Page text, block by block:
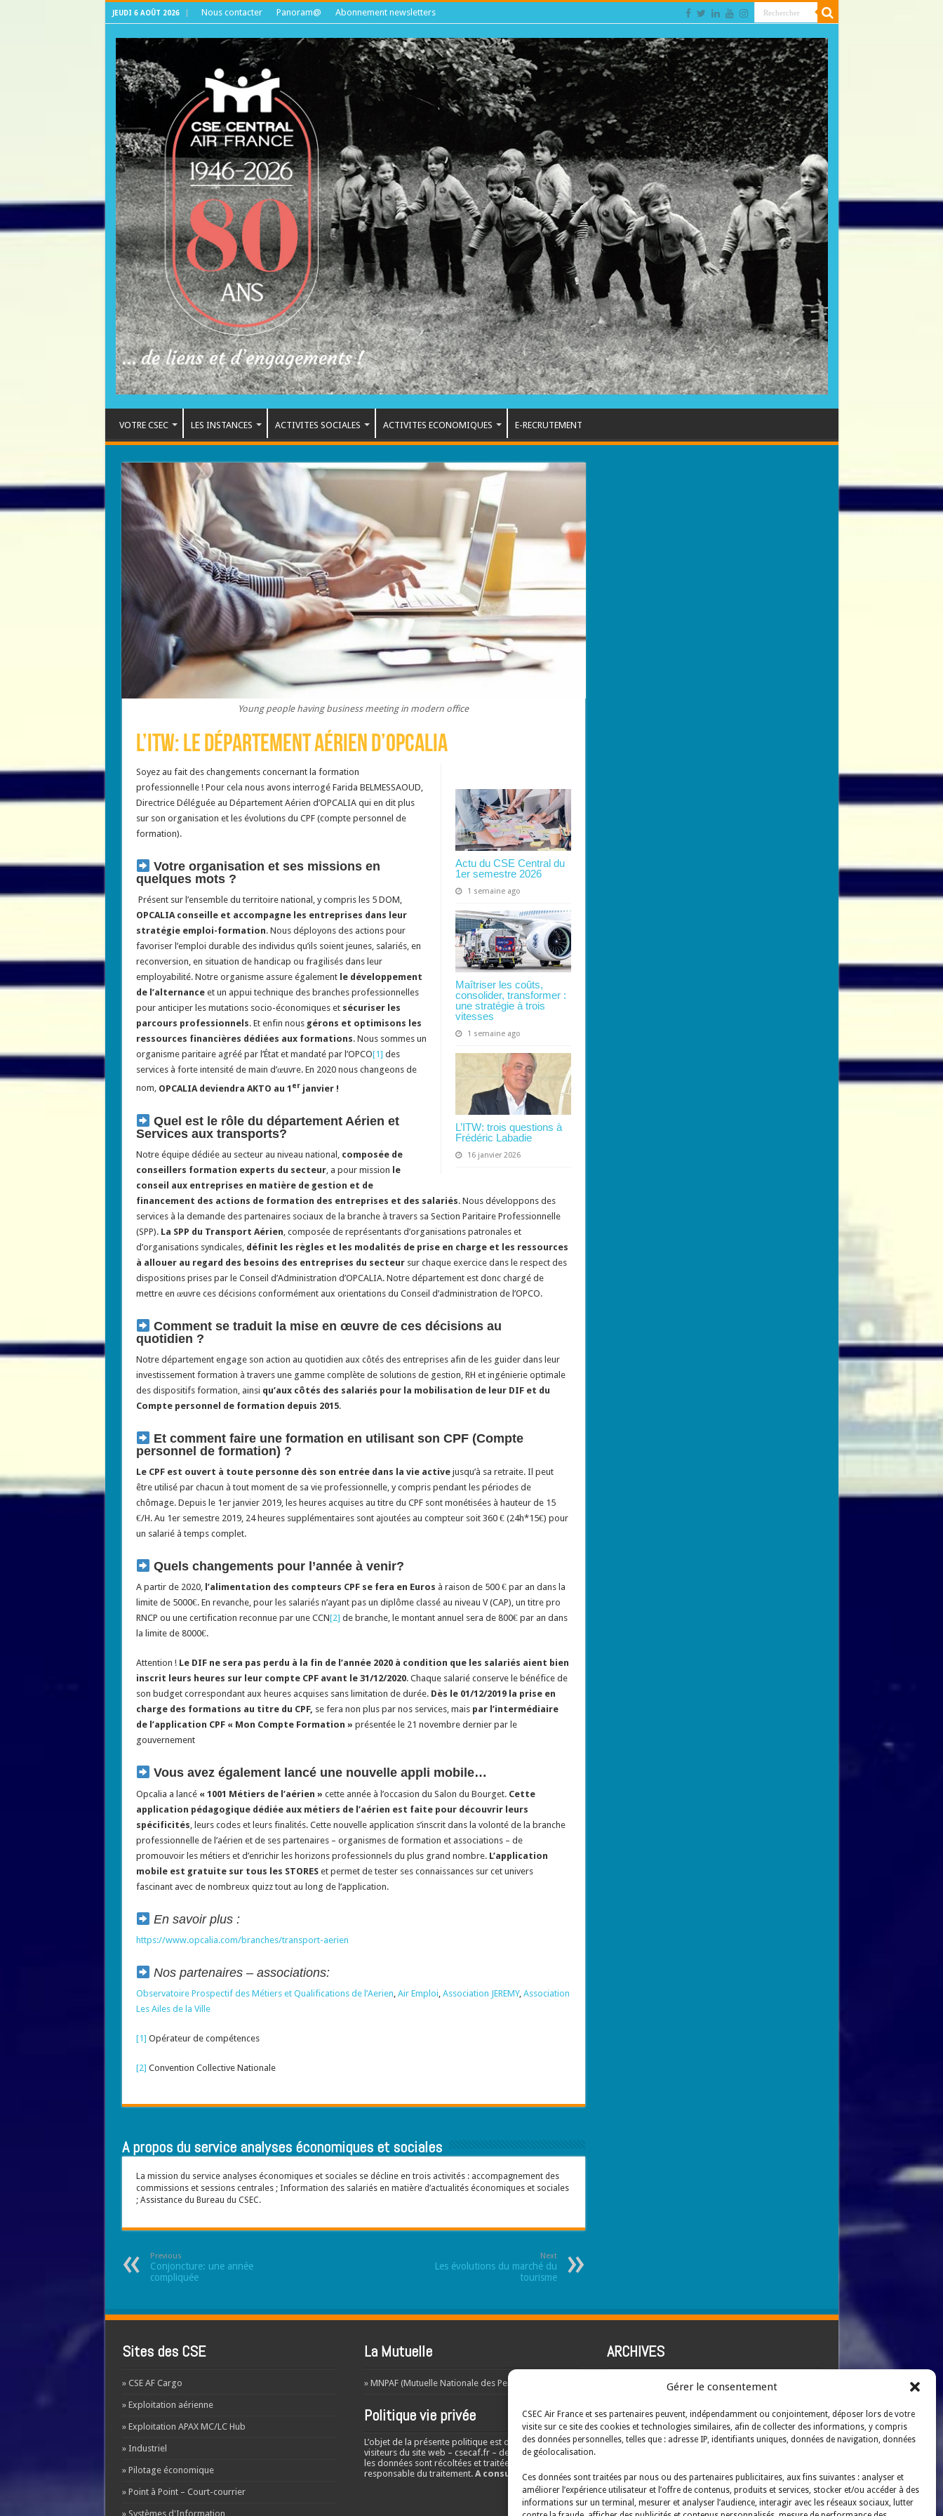
Gérer le consentement
CSEC Air France et ses partenaires peuvent, indépendamment ou conjointement, déposer lors de votre
visite sur ce site des cookies et technologies similaires, afin de collecter des informations, y compris
des données personnelles, telles que : adresse IP, identifiants uniques, données de navigation, données
de géolocalisation.
Ces données sont traitées par nous ou des partenaires publicitaires, aux fins suivantes : analyser et
améliorer l’expérience utilisateur et l’offre de contenus, produits et services, stocker et/ou accéder à des
informations sur un terminal, mesurer et analyser l’audience, interagir avec les réseaux sociaux, lutter
JEUDI 6 AOÛT 2026 Nous contacter Panoram@ Abonnement newsletters
VOTRE CSEC LES INSTANCES ACTIVITES SOCIALES ACTIVITES ECONOMIQUES E-RECRUTEMENT
Young people having business meeting in modern office
L’ITW: le département aérien d’OPCALIA
Actu du CSE Central du
1er semestre 2026
1 semaine ago
Maîtriser les coûts,
consolider, transformer :
une stratégie à trois
vitesses
1 semaine ago
L’ITW: trois questions à
Frédéric Labadie
16 janvier 2026
Soyez au fait des changements concernant la formation
professionnelle ! Pour cela nous avons interrogé Farida BELMESSAOUD,
Directrice Déléguée au Département Aérien d’OPCALIA qui en dit plus
sur son organisation et les évolutions du CPF (compte personnel de
formation).
Votre organisation et ses missions en
quelques mots ?
Présent sur l’ensemble du territoire national, y compris les 5 DOM,
OPCALIA conseille et accompagne les entreprises dans leur
stratégie emploi-formation. Nous déployons des actions pour
favoriser l’emploi durable des individus qu’ils soient jeunes, salariés, en
reconversion, en situation de handicap ou fragilisés dans leur
employabilité. Notre organisme assure également le développement
de l’alternanceet un appui technique des branches professionnelles
pour anticiper les mutations socio-économiques et sécuriser les
parcours professionnels. Et enfin nous gérons et optimisons les
ressources financières dédiées aux formations. Nous sommes un
organisme paritaire agréé par l’État et mandaté par l’OPCO[1] des
services à forte intensité de main d’œuvre. En 2020 nous changeons de
nom, OPCALIA deviendra AKTO au 1 erjanvier !
Quel est le rôle du département Aérien et
Services aux transports?
Notre équipe dédiée au secteur au niveau national, composée de
conseillers formation experts du secteur, a pour mission le
conseil aux entreprises en matière de gestion et de
financement des actions de formation des entreprises et des salariés. Nous développons des
services à la demande des partenaires sociaux de la branche à travers sa Section Paritaire Professionnelle
(SPP). La SPP du Transport Aérien , composée de représentants d’organisations patronales et
d’organisations syndicales, définit les règles et les modalités de prise en charge et les ressources
à allouer au regard des besoins des entreprises du secteursur chaque exercice dans le respect des
dispositions prises par le Conseil d’Administration d’OPCALIA. Notre département est donc chargé de
mettre en œuvre ces décisions conformément aux orientations du Conseil d’administration de l’OPCO.
Comment se traduit la mise en œuvre de ces décisions au
quotidien ?
Notre département engage son action au quotidien aux côtés des entreprises afin de les guider dans leur
investissement formation à travers une gamme complète de solutions de gestion, RH et ingénierie optimale
des dispositifs formation, ainsi qu’aux côtés des salariés pour la mobilisation de leur DIF et du
Compte personnel de formation depuis 2015.
Et comment faire une formation en utilisant son CPF (Compte
personnel de formation) ?
Le CPF est ouvert à toute personne dès son entrée dans la vie activejusqu’à sa retraite. Il peut
être utilisé par chacun à tout moment de sa vie professionnelle, y compris pendant les périodes de
chômage. Depuis le 1er janvier 2019, les heures acquises au titre du CPF sont monétisées à hauteur de 15
€/H. Au 1er semestre 2019, 24 heures supplémentaires sont ajoutées au compteur soit 360 € (24h*15€) pour
un salarié à temps complet.
Quels changements pour l’année à venir?
A partir de 2020, l’alimentation des compteurs CPF se fera en Euros à raison de 500 € par an dans la
limite de 5000€. En revanche, pour les salariés n’ayant pas un diplôme classé au niveau V (CAP), un titre pro
RNCP ou une certification reconnue par une CCN[2] de branche, le montant annuel sera de 800€ par an dans
la limite de 8000€.
Attention ! Le DIF ne sera pas perdu à la fin de l’année 2020 à condition que les salariés aient bien
inscrit leurs heures sur leur compte CPF avant le 31/12/2020. Chaque salarié conserve le bénéfice de
son budget correspondant aux heures acquises sans limitation de durée. Dès le 01/12/2019 la prise en
charge des formations au titre du CPF, se fera non plus par nos services, mais par l’intermédiaire
de l’application CPF « Mon Compte Formation » présentée le 21 novembre dernier par le
gouvernement
Vous avez également lancé une nouvelle appli mobile…
Opcalia a lancé « 1001 Métiers de l’aérien » cette année à l’occasion du Salon du Bourget. Cette
application pédagogique dédiée aux métiers de l’aérien est faite pour découvrir leurs
spécificités , leurs codes et leurs finalités. Cette nouvelle application s’inscrit dans la volonté de la branche
professionnelle de l’aérien et de ses partenaires – organismes de formation et associations – de
promouvoir les métiers et d’enrichir les horizons professionnels du plus grand nombre. L’application
mobile est gratuite sur tous les STORESet permet de tester ses connaissances sur cet univers
fascinant avec de nombreux quizz tout au long de l’application.
En savoir plus :
https://www.opcalia.com/branches/transport-aerien
Nos partenaires – associations:
Observatoire Prospectif des Métiers et Qualifications de l’Aerien, Air Emploi, Association JEREMY, Association
Les Ailes de la Ville
[1] Opérateur de compétences
[2] Convention Collective Nationale
A propos du service analyses économiques et sociales
La mission du service analyses économiques et sociales se décline en trois activités : accompagnement des
commissions et sessions centrales ; Information des salariés en matière d’actualités économiques et sociales
; Assistance du Bureau du CSEC.
Previous
Conjoncture: une année
compliquée
Next
Les évolutions du marché du
tourisme
Sites des CSE
» CSE AF Cargo
» Exploitation aérienne
» Exploitation APAX MC/LC Hub
» Industriel
» Pilotage économique
» Point à Point – Court-courrier
» Systèmes d'Information
La Mutuelle
» MNPAF (Mutuelle Nationale des Personnels AF)
Politique vie privée
L’objet de la présente politique est d’informer les
visiteurs du site web – csecaf.fr – de la manière dont
les données sont récoltées et traitées par le
responsable du traitement.A consulter ICI
ARCHIVES
Mentions légales
Politique en matière de cookies
A consulter ICI